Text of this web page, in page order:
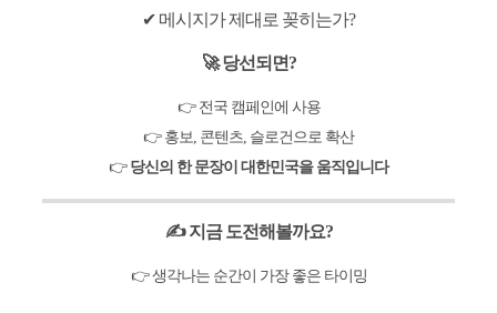
✔ 메시지가 제대로 꽂히는가?
🚀 당선되면?
👉 전국 캠페인에 사용
👉 홍보, 콘텐츠, 슬로건으로 확산
👉 당신의 한 문장이 대한민국을 움직입니다
✍️ 지금 도전해볼까요?
👉 생각나는 순간이 가장 좋은 타이밍